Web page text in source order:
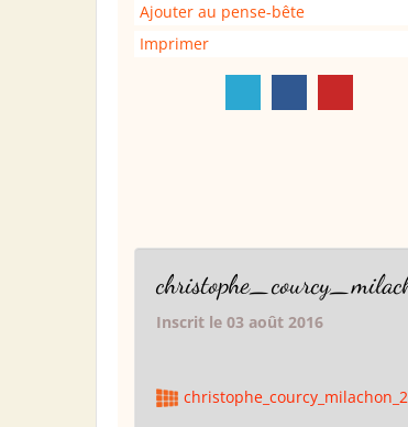
Ajouter au pense-bête
Imprimer
Inscrit le 03 août 2016